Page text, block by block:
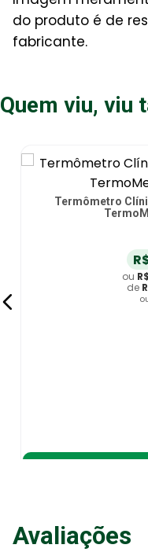
do produto é de
fabricante.
Quem viu, viu
Termômetro
ou R$
de
Avaliações